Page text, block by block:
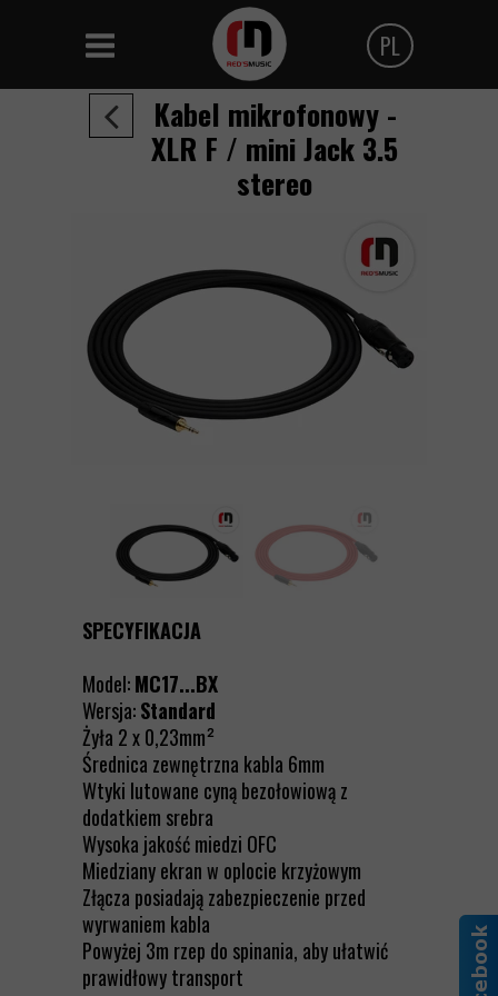
PL
Polski
Angielski
Kabel mikrofonowy -
XLR F / mini Jack 3.5
stereo
SPECYFIKACJA
Model:MC17...BX
Wersja:Standard
Żyła 2 x 0,23mm²
Średnica zewnętrzna kabla 6mm
Wtyki lutowane cyną bezołowiową z
dodatkiem srebra
Wysoka jakość miedzi OFC
Miedziany ekran w oplocie krzyżowym
Złącza posiadają zabezpieczenie przed
wyrwaniem kabla
Powyżej 3m rzep do spinania, aby ułatwić
prawidłowy transport